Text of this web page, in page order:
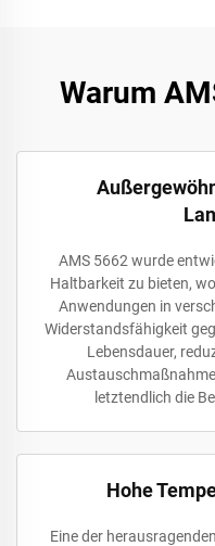
Warum
AMS 5662 wurde
Haltbarkeit zu bieten,
Anwendungen in
Widerstandsfähigkeit
Lebensdauer,
letztendlich die
Hohe
Eine der